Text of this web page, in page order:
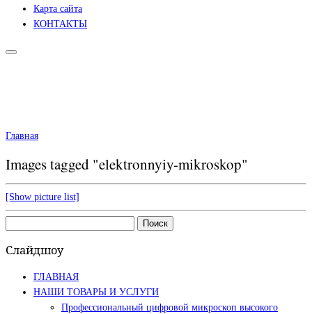
Карта сайта
КОНТАКТЫ
Главная
Images tagged "elektronnyiy-mikroskop"
[Show picture list]
Слайдшоу
ГЛАВНАЯ
НАШИ ТОВАРЫ И УСЛУГИ
Профессиональный цифровой микроскоп высокого